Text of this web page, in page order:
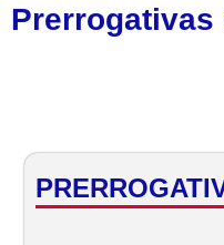
Prerrogativas